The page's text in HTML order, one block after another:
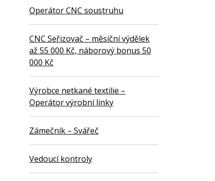
Operátor CNC soustruhu
CNC Seřizovač – měsíční výdělek
až 55 000 Kč, náborový bonus 50
000 Kč
Výrobce netkané textilie –
Operátor výrobní linky
Zámečník – Svářeč
Vedoucí kontroly